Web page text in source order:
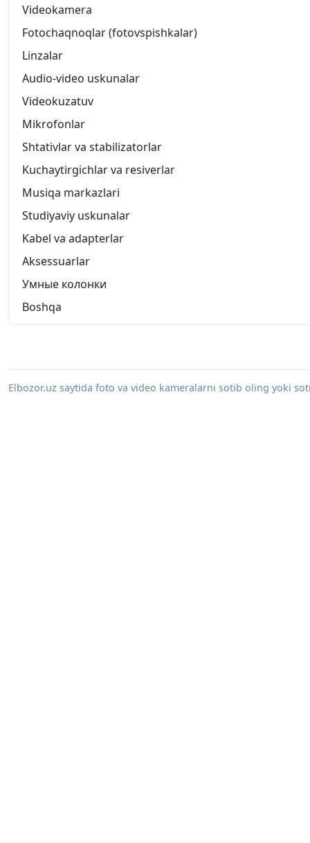
Videokamera
Fotochaqnoqlar (fotovspishkalar)
Linzalar
Audio-video uskunalar
Videokuzatuv
Mikrofonlar
Shtativlar va stabilizatorlar
Kuchaytirgichlar va resiverlar
Musiqa markazlari
Studiyaviy uskunalar
Kabel va adapterlar
Aksessuarlar
Умные колонки
Boshqa
Elbozor.uz saytida foto va video kameralarni sotib oling yoki